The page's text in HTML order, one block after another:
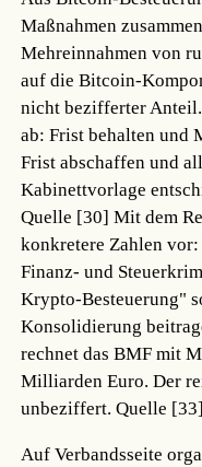
Maßnahmen
Mehreinnahmen von
auf die Bitcoin-
nicht bezifferter
ab: Frist behalten und
Frist abschaffen und
Kabinettvorlage
Quelle [30] Mit dem
konkretere Zahlen
Finanz- und
Krypto-Besteuerung"
Konsolidierung
rechnet das BMF mit
Milliarden Euro. Der
unbeziffert.Quelle [33]
Auf Verbandsseite